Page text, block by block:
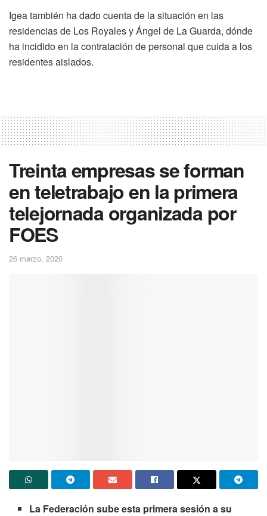
Igea también ha dado cuenta de la situación en las
residencias de Los Royales y Ángel de La Guarda, dónde
ha incidido en la contratación de personal que cuida a los
residentes aislados.
Treinta empresas se forman
en teletrabajo en la primera
telejornada organizada por
FOES
26 marzo, 2020
La Federación sube esta primera sesión a su